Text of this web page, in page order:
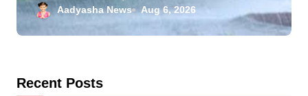
ମୟୂରଭଞ୍ଜ ଓ
କେନ୍ଦୁଝରକୁ ଅରେଞ୍ଜ
ୟେଲୋ ୱାର୍ଣ୍ଣିଂ
Aadyasha News Aug 6, 2026
Recent Posts